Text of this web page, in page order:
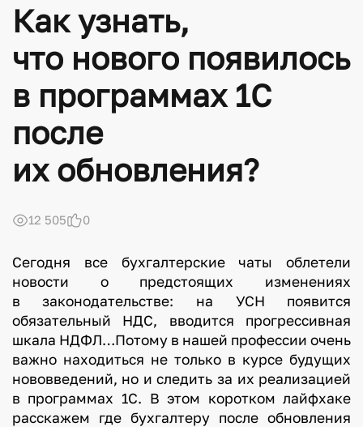
Как узнать,
что нового появилось
в программах 1С
после
их обновления?
12 505 0
Сегодня все бухгалтерские чаты облетели
новости о предстоящих изменениях
в законодательстве: на УСН появится
обязательный НДС, вводится прогрессивная
шкала НДФЛ…Потому в нашей профессии очень
важно находиться не только в курсе будущих
нововведений, но и следить за их реализацией
в программах 1С. В этом коротком лайфхаке
расскажем где бухгалтеру после обновления